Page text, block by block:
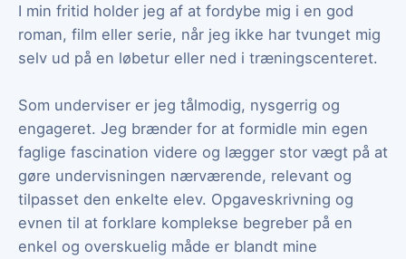
I min fritid holder jeg af at fordybe mig i en god
roman, film eller serie, når jeg ikke har tvunget mig
selv ud på en løbetur eller ned i træningscenteret.
Som underviser er jeg tålmodig, nysgerrig og
engageret. Jeg brænder for at formidle min egen
faglige fascination videre og lægger stor vægt på at
gøre undervisningen nærværende, relevant og
tilpasset den enkelte elev. Opgaveskrivning og
evnen til at forklare komplekse begreber på en
enkel og overskuelig måde er blandt mine